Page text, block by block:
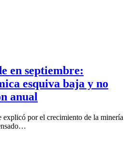
en septiembre:
esquiva baja y no
anual
explicó por el crecimiento de la minería